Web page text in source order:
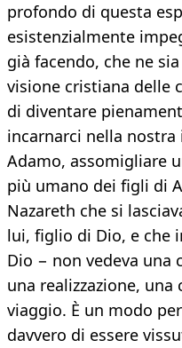
profondo di questa
esistenzialmente
già facendo, che ne
visione cristiana delle
di diventare
incarnarci nella
Adamo, assomigliare
più umano dei figli di
Nazareth che si
lui, figlio di Dio, e che
Dio − non vedeva una
una realizzazione,
viaggio. È un modo
davvero di essere